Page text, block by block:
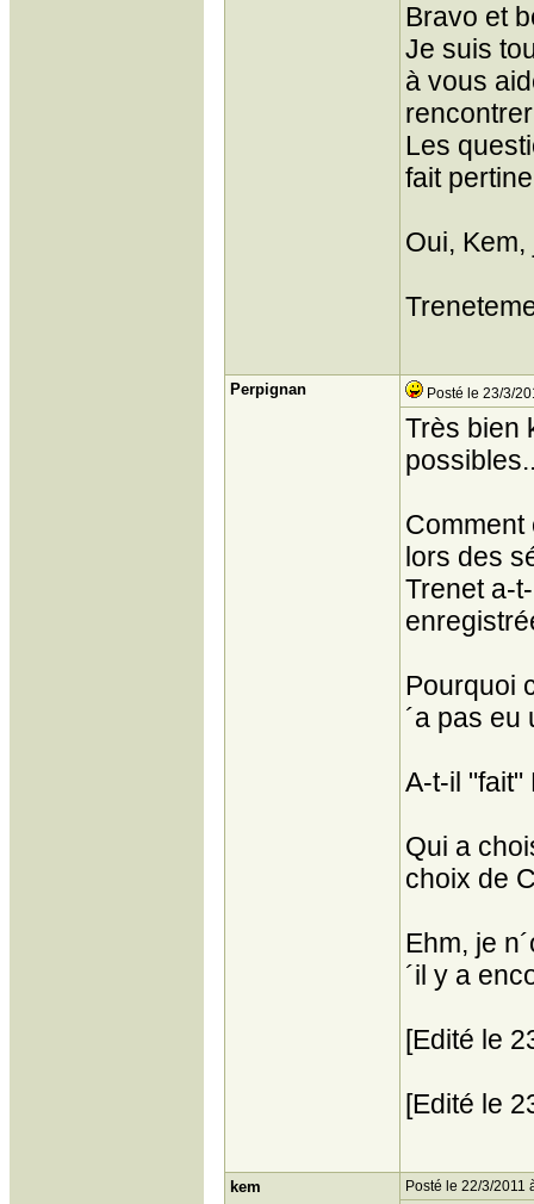
Bravo et
Je suis
à vous
Les
fait
Oui,
Perpignan Posté le 23/3/
Très bien
Comment
lors des
Trenet a-
Pourquoi
´a pas eu
A-t-il "fait"
Qui a
choix de
Ehm, je
´il y a
[Edité le
[Edité le
kem Posté le 22/3/2011